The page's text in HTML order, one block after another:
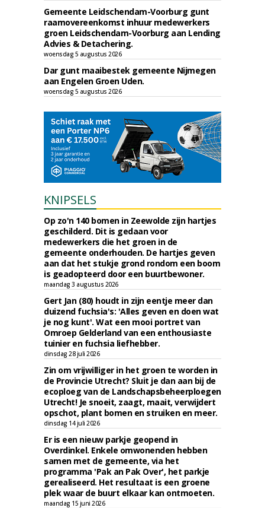
Gemeente Leidschendam-Voorburg gunt
raamovereenkomst inhuur medewerkers
groen Leidschendam-Voorburg aan Lending
Advies & Detachering.
woensdag 5 augustus 2026
Dar gunt maaibestek gemeente Nijmegen
aan Engelen Groen Uden.
woensdag 5 augustus 2026
KNIPSELS
Op zo'n 140 bomen in Zeewolde zijn hartjes
geschilderd. Dit is gedaan voor
medewerkers die het groen in de
gemeente onderhouden. De hartjes geven
aan dat het stukje grond rondom een boom
is geadopteerd door een buurtbewoner.
maandag 3 augustus 2026
Gert Jan (80) houdt in zijn eentje meer dan
duizend fuchsia's: 'Alles geven en doen wat
je nog kunt'. Wat een mooi portret van
Omroep Gelderland van een enthousiaste
tuinier en fuchsia liefhebber.
dinsdag 28 juli 2026
Zin om vrijwilliger in het groen te worden in
de Provincie Utrecht? Sluit je dan aan bij de
ecoploeg van de Landschapsbeheerploegen
Utrecht! Je snoeit, zaagt, maait, verwijdert
opschot, plant bomen en struiken en meer.
dinsdag 14 juli 2026
Er is een nieuw parkje geopend in
Overdinkel. Enkele omwonenden hebben
samen met de gemeente, via het
programma 'Pak an Pak Over', het parkje
gerealiseerd. Het resultaat is een groene
plek waar de buurt elkaar kan ontmoeten.
maandag 15 juni 2026